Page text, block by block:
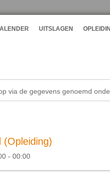
UITSLAGEN
via de gegevens genoemd
(Opleiding)
- 00:00